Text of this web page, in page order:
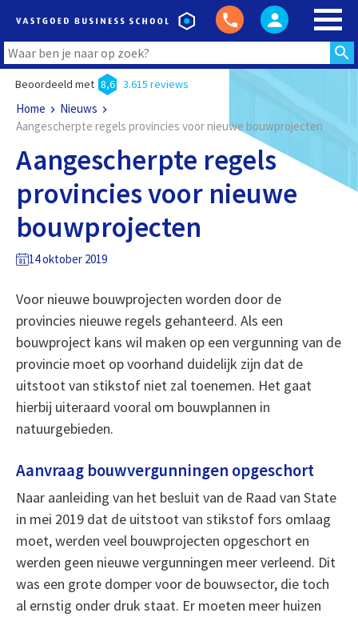
Beoordeeld met 8,6 3.615 reviews
Home
Nieuws
Aangescherpte regels provincies voor nieuwe bouwprojecten
Aangescherpte regels
provincies voor nieuwe
bouwprojecten
14 oktober 2019
Voor nieuwe bouwprojecten worden door de
provincies nieuwe regels gehanteerd. Als een
bouwproject kans wil maken op een vergunning van de
provincie moet op voorhand duidelijk zijn dat de
uitstoot van stikstof niet zal toenemen. Het gaat
hierbij uiteraard vooral om bouwplannen in
natuurgebieden.
Aanvraag bouwvergunningen opgeschort
Naar aanleiding van het besluit van de Raad van State
in mei 2019 dat de uitstoot van stikstof fors omlaag
moet, werden veel bouwprojecten opgeschort en
werden geen nieuwe vergunningen meer verleend. Dit
was een grote domper voor de bouwsector, die toch
al ernstig onder druk staat. Er moeten meer huizen